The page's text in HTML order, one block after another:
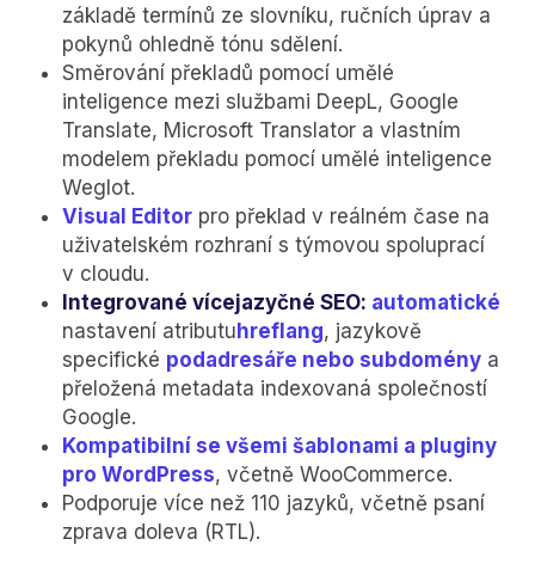
základě termínů ze slovníku, ručních úprav a
pokynů ohledně tónu sdělení.
Směrování překladů pomocí umělé
inteligence mezi službami DeepL, Google
Translate, Microsoft Translator a vlastním
modelem překladu pomocí umělé inteligence
Weglot.
Visual Editor pro překlad v reálném čase na
uživatelském rozhraní s týmovou spoluprací
v cloudu.
Integrované vícejazyčné SEO: automatické
nastavení atributuhreflang, jazykově
specifické podadresáře nebo subdomény a
přeložená metadata indexovaná společností
Google.
Kompatibilní se všemi šablonami a pluginy
pro WordPress, včetně WooCommerce.
Podporuje více než 110 jazyků, včetně psaní
zprava doleva (RTL).